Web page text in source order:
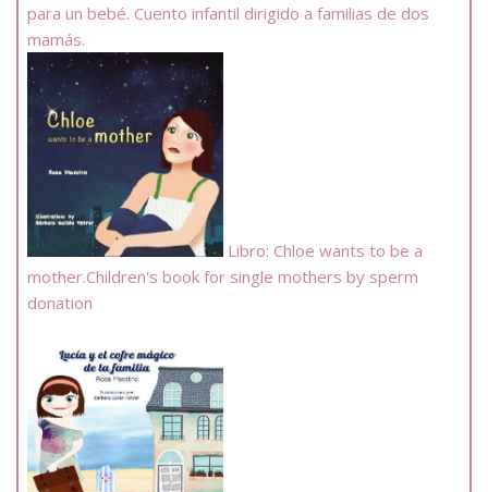
para un bebé. Cuento infantil dirigido a familias de dos
mamás.
Libro: Chloe wants to be a
mother.Children's book for single mothers by sperm
donation